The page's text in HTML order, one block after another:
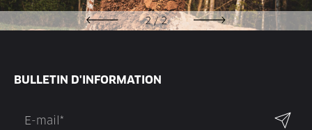
2/2
BULLETIN D'INFORMATION